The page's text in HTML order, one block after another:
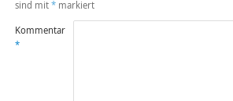
sind mit *markiert
Kommentar
*